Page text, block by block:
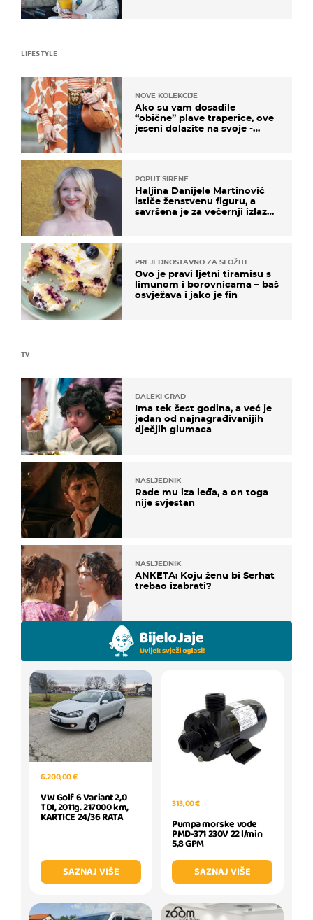
TV
DALEKI GRAD
Ima tek šest godina, a već je
jedan od najnagrađivanijih
dječjih glumaca
NASLJEDNIK
Rade mu iza leđa, a on toga
nije svjestan
NASLJEDNIK
ANKETA: Koju ženu bi Serhat
trebao izabrati?
LIFESTYLE
NOVE KOLEKCIJE
Ako su vam dosadile
“obične” plave traperice, ove
jeseni dolazite na svoje -
POPUT SIRENE
Haljina Danijele Martinović
ističe ženstvenu figuru, a
savršena je za večernji izlazak
PREJEDNOSTAVNO ZA SLOŽITI
Ovo je pravi ljetni tiramisu s
limunom i borovnicama – baš
osvježava i jako je fin
6.200,00 €
VW Golf 6 Variant 2,0
TDI, 2011g. 217000 km,
KARTICE 24/36 RATA
SAZNAJ VIŠE
313,00 €
Pumpa morske vode
PMD-371 230V 22 l/min
5,8 GPM
SAZNAJ VIŠE